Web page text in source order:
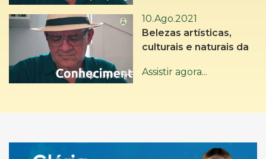
10.Ago.2021
Belezas artísticas,
culturais e naturais da
Assistir agora...